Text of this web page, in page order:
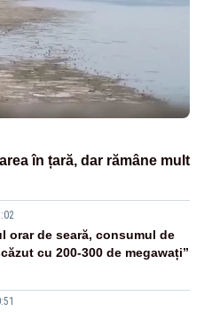
în țară, dar rămâne mult
orar de seară, consumul de
cu 200-300 de megawați”